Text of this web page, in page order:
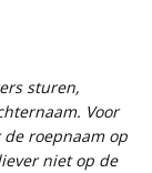
sturen,
Voor
roepnaam op
niet op de